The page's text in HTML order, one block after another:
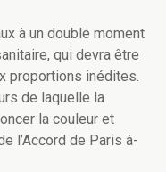
à un double moment
qui devra être
proportions inédites.
de laquelle la
la couleur et
l’Accord de Paris à-